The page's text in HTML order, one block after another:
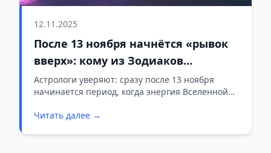
12.11.2025
После 13 ноября начнётся «рывок
вверх»: кому из Зодиаков
Вселенная откроет путь к
большому взлёту
Астрологи уверяют: сразу после 13 ноября
начинается период, когда энергия Вселенной
ждёт ускорение дел, яркие шансы и ощущение,
Читать далее →